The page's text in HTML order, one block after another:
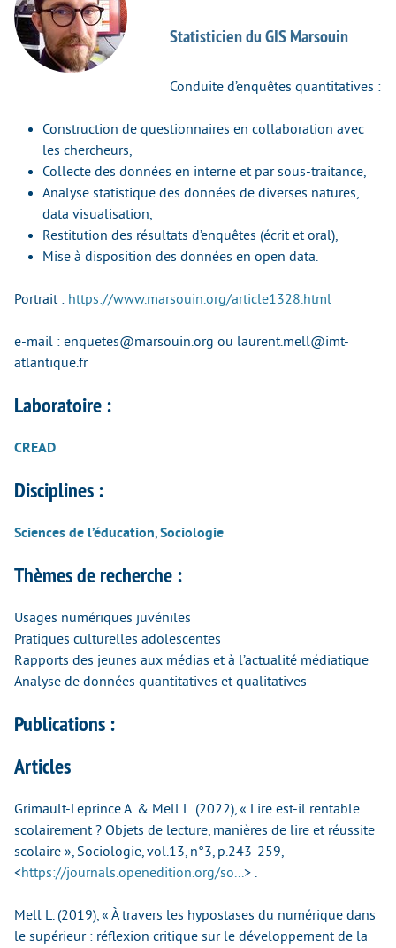
Statisticien du GIS Marsouin
Conduite d’enquêtes quantitatives :
Construction de questionnaires en collaboration avec
les chercheurs,
Collecte des données en interne et par sous-traitance,
Analyse statistique des données de diverses natures,
data visualisation,
Restitution des résultats d’enquêtes (écrit et oral),
Mise à disposition des données en open data.
Portrait : https://www.marsouin.org/article1328.html
e-mail : enquetes@marsouin.org ou laurent.mell@imt-
atlantique.fr
Laboratoire :
CREAD
Disciplines :
Sciences de l’éducation,Sociologie
Thèmes de recherche :
Usages numériques juvéniles
Pratiques culturelles adolescentes
Rapports des jeunes aux médias et à l’actualité médiatique
Analyse de données quantitatives et qualitatives
Publications :
Articles
Grimault-Leprince A. & Mell L. (2022), « Lire est-il rentable
scolairement ? Objets de lecture, manières de lire et réussite
scolaire », Sociologie, vol.13, n°3, p.243-259,
<https://journals.openedition.org/so...> .
Mell L. (2019), « À travers les hypostases du numérique dans
le supérieur : réflexion critique sur le développement de la